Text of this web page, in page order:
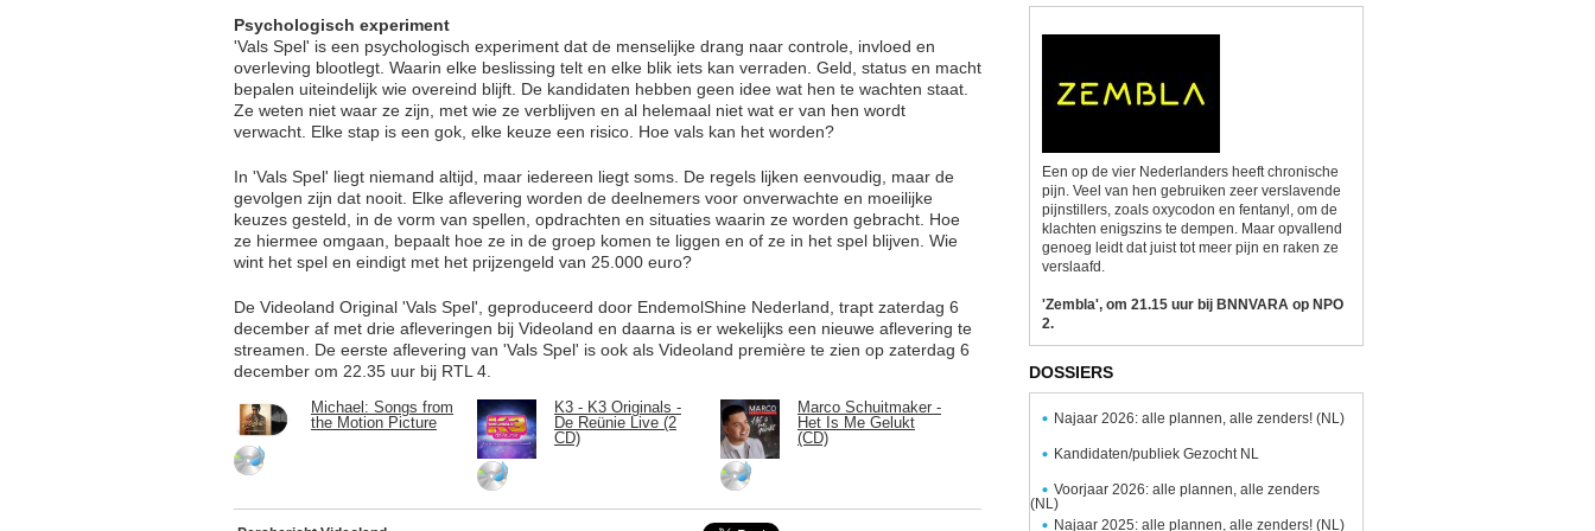
Psychologisch experiment
'Vals Spel' is een psychologisch experiment dat de menselijke drang naar controle, invloed en
overleving blootlegt. Waarin elke beslissing telt en elke blik iets kan verraden. Geld, status en macht
bepalen uiteindelijk wie overeind blijft. De kandidaten hebben geen idee wat hen te wachten staat.
Ze weten niet waar ze zijn, met wie ze verblijven en al helemaal niet wat er van hen wordt
verwacht. Elke stap is een gok, elke keuze een risico. Hoe vals kan het worden?
In 'Vals Spel' liegt niemand altijd, maar iedereen liegt soms. De regels lijken eenvoudig, maar de
gevolgen zijn dat nooit. Elke aflevering worden de deelnemers voor onverwachte en moeilijke
keuzes gesteld, in de vorm van spellen, opdrachten en situaties waarin ze worden gebracht. Hoe
ze hiermee omgaan, bepaalt hoe ze in de groep komen te liggen en of ze in het spel blijven. Wie
wint het spel en eindigt met het prijzengeld van 25.000 euro?
De Videoland Original 'Vals Spel', geproduceerd door EndemolShine Nederland, trapt zaterdag 6
december af met drie afleveringen bij Videoland en daarna is er wekelijks een nieuwe aflevering te
streamen. De eerste aflevering van 'Vals Spel' is ook als Videoland première te zien op zaterdag 6
december om 22.35 uur bij RTL 4.
Michael: Songs from
the Motion Picture
K3 - K3 Originals -
De Reünie Live (2
CD)
Marco Schuitmaker -
Het Is Me Gelukt
(CD)
Een op de vier Nederlanders heeft chronische
pijn. Veel van hen gebruiken zeer verslavende
pijnstillers, zoals oxycodon en fentanyl, om de
klachten enigszins te dempen. Maar opvallend
genoeg leidt dat juist tot meer pijn en raken ze
verslaafd.
'Zembla', om 21.15 uur bij BNNVARA op NPO
2.
DOSSIERS
Najaar 2026: alle plannen, alle zenders! (NL)
Kandidaten/publiek Gezocht NL
Voorjaar 2026: alle plannen, alle zenders
(NL)
Najaar 2025: alle plannen, alle zenders! (NL)